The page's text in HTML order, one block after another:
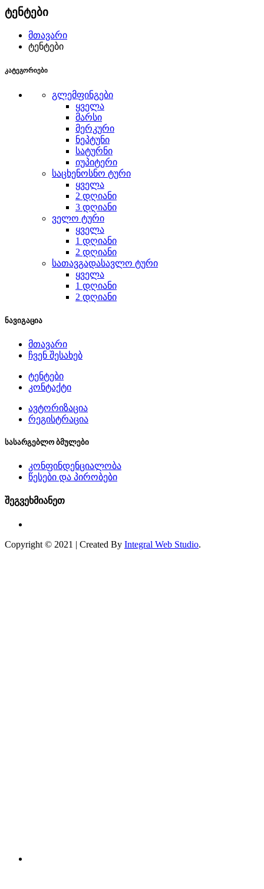
ტენტები
მთავარი
ტენტები
კატეგორიები
გლემფინგები
ყველა
მარსი
მერკური
ნეპტუნი
სატურნი
იუპიტერი
საცხენოსნო ტური
ყველა
2 დღიანი
3 დღიანი
ველო ტური
ყველა
1 დღიანი
2 დღიანი
სათავგადასავლო ტური
ყველა
1 დღიანი
2 დღიანი
ნავიგაცია
მთავარი
ჩვენ შესახებ
ტენტები
კონტაქტი
ავტორიზაცია
რეგისტრაცია
სასარგებლო ბმულები
კონფინდენციალობა
წესები და პირობები
შეგვეხმიანეთ
Copyright © 2021 | Created By Integral Web Studio.